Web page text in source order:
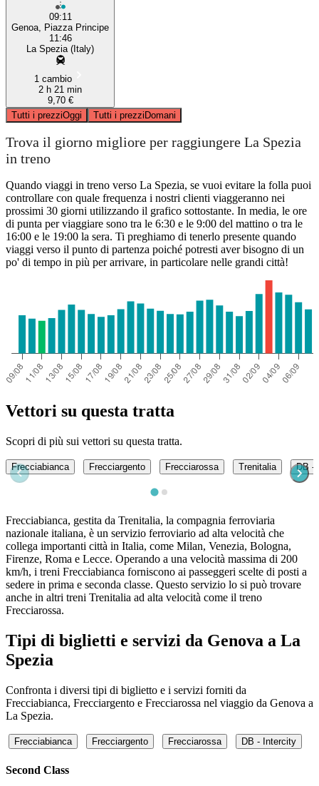
09:11
Genoa, Piazza Principe
11:46
La Spezia (Italy)
1 cambio
2 h 21 min
9,70 €
Tutti i prezziOggi Tutti i prezziDomani
Trova il giorno migliore per raggiungere La Spezia
in treno
Quando viaggi in treno verso La Spezia, se vuoi evitare la folla puoi
controllare con quale frequenza i nostri clienti viaggeranno nei
prossimi 30 giorni utilizzando il grafico sottostante. In media, le ore
di punta per viaggiare sono tra le 6:30 e le 9:00 del mattino o tra le
16:00 e le 19:00 la sera. Ti preghiamo di tenerlo presente quando
viaggi verso il punto di partenza poiché potresti aver bisogno di un
po' di tempo in più per arrivare, in particolare nelle grandi città!
Vettori su questa tratta
Scopri di più sui vettori su questa tratta.
Frecciabianca Frecciargento Frecciarossa Trenitalia DB -
Frecciabianca, gestita da Trenitalia, la compagnia ferroviaria
nazionale italiana, è un servizio ferroviario ad alta velocità che
collega importanti città in Italia, come Milan, Venezia, Bologna,
Firenze, Roma e Lecce. Operando a una velocità massima di 200
km/h, i treni Frecciabianca forniscono ai passeggeri scelte di posti a
sedere in prima e seconda classe. Questo servizio lo si può trovare
anche in altri treni Trenitalia ad alta velocità come il treno
Frecciarossa.
Tipi di biglietti e servizi da Genova a La
Spezia
Confronta i diversi tipi di biglietto e i servizi forniti da
Frecciabianca, Frecciargento e Frecciarossa nel viaggio da Genova a
La Spezia.
Frecciabianca Frecciargento Frecciarossa DB - Intercity
Second Class